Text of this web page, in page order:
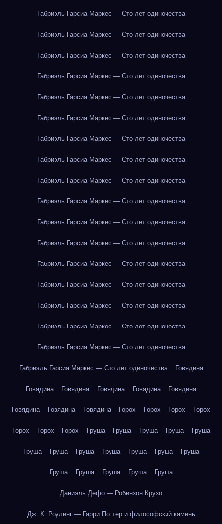
Габриэль Гарсиа Маркес — Сто лет одиночества
Габриэль Гарсиа Маркес — Сто лет одиночества
Габриэль Гарсиа Маркес — Сто лет одиночества
Габриэль Гарсиа Маркес — Сто лет одиночества
Габриэль Гарсиа Маркес — Сто лет одиночества
Габриэль Гарсиа Маркес — Сто лет одиночества
Габриэль Гарсиа Маркес — Сто лет одиночества
Габриэль Гарсиа Маркес — Сто лет одиночества
Габриэль Гарсиа Маркес — Сто лет одиночества
Габриэль Гарсиа Маркес — Сто лет одиночества
Габриэль Гарсиа Маркес — Сто лет одиночества
Габриэль Гарсиа Маркес — Сто лет одиночества
Габриэль Гарсиа Маркес — Сто лет одиночества
Габриэль Гарсиа Маркес — Сто лет одиночества
Габриэль Гарсиа Маркес — Сто лет одиночества
Габриэль Гарсиа Маркес — Сто лет одиночества
Габриэль Гарсиа Маркес — Сто лет одиночества
Габриэль Гарсиа Маркес — Сто лет одиночества Говядина
Говядина Говядина Говядина Говядина Говядина
Говядина Говядина Говядина Горох Горох Горох Горох
Горох Горох Горох Груша Груша Груша Груша Груша
Груша Груша Груша Груша Груша Груша Груша
Груша Груша Груша Груша Груша
Даниэль Дефо — Робинзон Крузо
Дж. К. Роулинг — Гарри Поттер и философский камень